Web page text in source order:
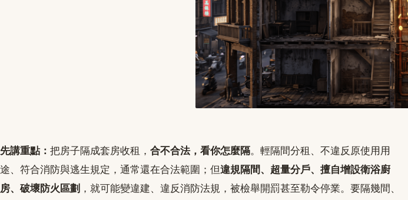
先講重點： 把房子隔成套房收租， 合不合法，看你怎麼隔。輕隔間分租、不違反原使用用
途、符合消防與逃生規定，通常還在合法範圍；但違規隔間、超量分戶、擅自增設衛浴廚
房、破壞防火區劃 ，就可能變違建、違反消防法規，被檢舉開罰甚至勒令停業。要隔幾間、